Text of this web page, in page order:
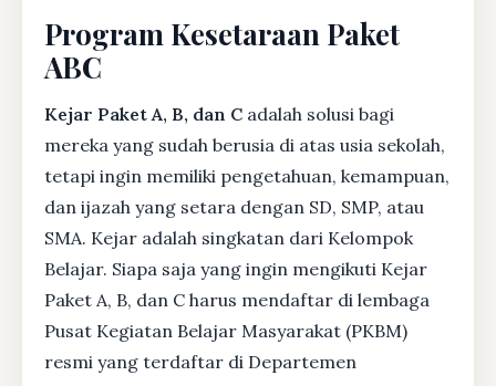
Program Kesetaraan Paket
ABC
Kejar Paket A, B, dan C adalah solusi bagi
mereka yang sudah berusia di atas usia sekolah,
tetapi ingin memiliki pengetahuan, kemampuan,
dan ijazah yang setara dengan SD, SMP, atau
SMA. Kejar adalah singkatan dari Kelompok
Belajar. Siapa saja yang ingin mengikuti Kejar
Paket A, B, dan C harus mendaftar di lembaga
Pusat Kegiatan Belajar Masyarakat (PKBM)
resmi yang terdaftar di Departemen